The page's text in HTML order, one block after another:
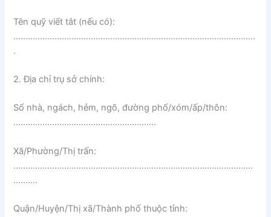
Tên quỹ viết tắt (nếu có):
……………………………………………………………………………………….
.
2. Địa chỉ trụ sở chính:
Số nhà, ngách, hẻm, ngõ, đường phố/xóm/ấp/thôn:
…………………………………………………..
Xã/Phường/Thị trấn:
………………………………………………………………………………………
……….
Quận/Huyện/Thị xã/Thành phố thuộc tỉnh: